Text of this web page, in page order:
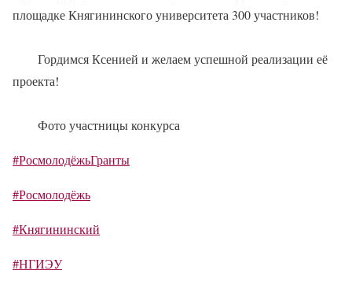
площадке Княгининского университета 300 участников!
Гордимся Ксенией и желаем успешной реализации её
проекта!
Фото участницы конкурса
#РосмолодёжьГранты
#Росмолодёжь
#Княгининский
#НГИЭУ